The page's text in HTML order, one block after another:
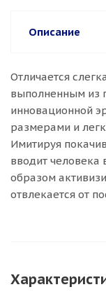
Описание
Отличается
выполненным из
инновационной
размерами и
Имитируя
вводит человека
образом
отвлекается от